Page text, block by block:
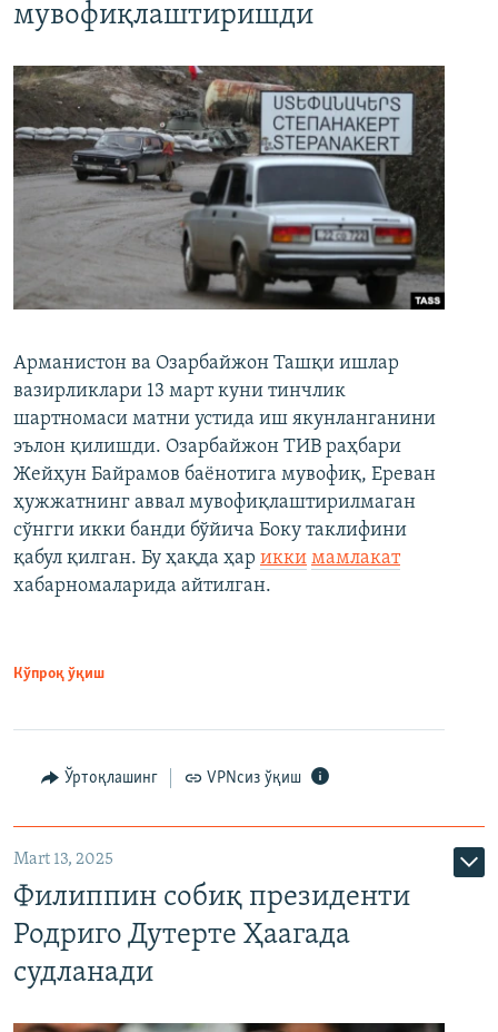
мувофиқлаштиришди
Арманистон ва Озарбайжон Ташқи ишлар
вазирликлари 13 март куни тинчлик
шартномаси матни устида иш якунланганини
эълон қилишди. Озарбайжон ТИВ раҳбари
Жейҳун Байрамов баёнотига мувофиқ, Ереван
ҳужжатнинг аввал мувофиқлаштирилмаган
сўнгги икки банди бўйича Боку таклифини
қабул қилган. Бу ҳақда ҳар икки мамлакат
хабарномаларида айтилган.
Кўпроқ ўқиш
Ўртоқлашинг VPNсиз ўқиш
Mart 13, 2025
Филиппин собиқ президенти
Родриго Дутерте Ҳаагада
судланади